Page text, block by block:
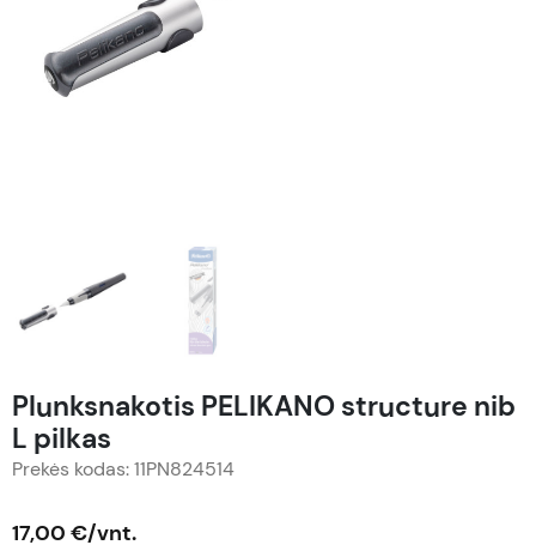
Plunksnakotis PELIKANO structure nib
L pilkas
Prekės kodas: 11PN824514
17,00 €/vnt.